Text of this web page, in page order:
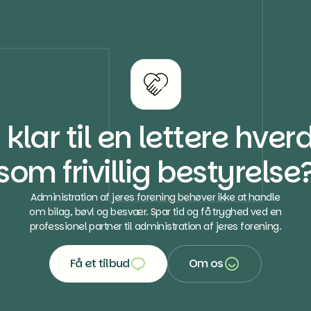
klar til en lettere
frivillig
Administration af jeres forening behøver ikke at handle
om bilag, bøvl og besvær. Spar tid og få tryghed ved en
professionel partner til administration af jeres forening.
Få et tilbud
Få et tilbud
Om os
Om os